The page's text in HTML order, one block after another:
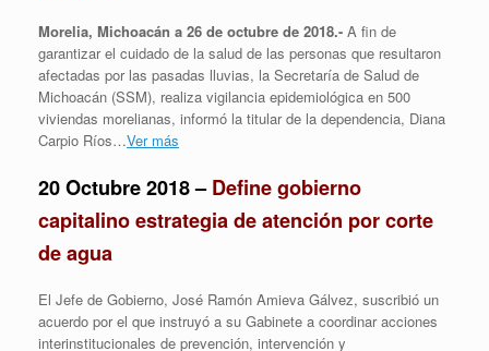
Morelia, Michoacán a 26 de octubre de 2018.- A fin de
garantizar el cuidado de la salud de las personas que resultaron
afectadas por las pasadas lluvias, la Secretaría de Salud de
Michoacán (SSM), realiza vigilancia epidemiológica en 500
viviendas morelianas, informó la titular de la dependencia, Diana
Carpio Ríos…Ver más
20 Octubre 2018 –Define gobierno
capitalino estrategia de atención por corte
de agua
El Jefe de Gobierno, José Ramón Amieva Gálvez, suscribió un
acuerdo por el que instruyó a su Gabinete a coordinar acciones
interinstitucionales de prevención, intervención y